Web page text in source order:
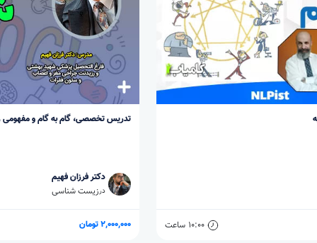
تدریس تخصصی، گام به گام و مفهومی زیست شناسی پایه دهم